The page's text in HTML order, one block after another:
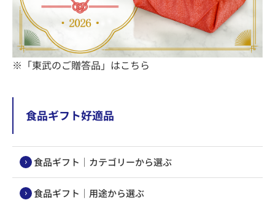
※「東武のご贈答品」はこちら
食品ギフト好適品
食品ギフト｜カテゴリーから選ぶ
食品ギフト｜用途から選ぶ